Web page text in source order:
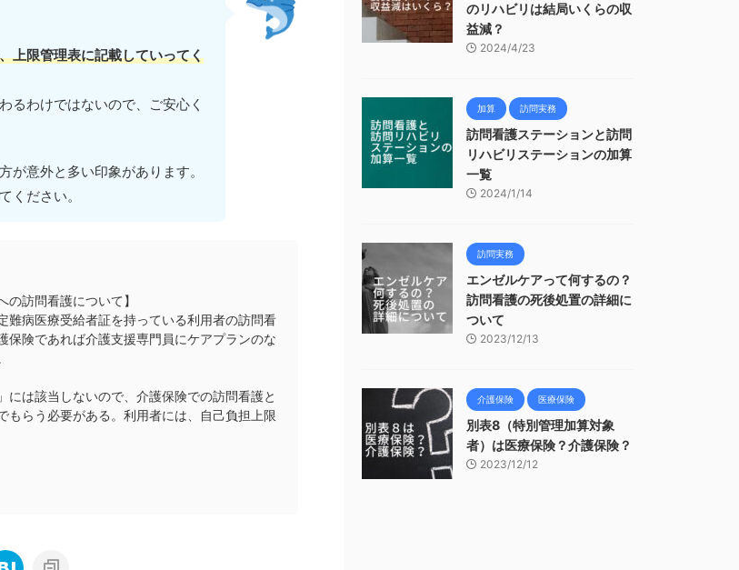
上限管理表に記載していってく
るわけではないので、ご安心く
が意外と多い印象があります。
ください。
の訪問看護について】
難病医療受給者証を持っている利用者の訪問看
険であれば介護支援専門員にケアプランのな
は該当しないので、介護保険での訪問看護と
もらう必要がある。利用者には、自己負担上限
のリハビリは結局いくらの収
益減？
2024/4/23
加算 訪問実務
訪問看護ステーションと訪問
リハビリステーションの加算
一覧
2024/1/14
訪問実務
エンゼルケアって何するの？
訪問看護の死後処置の詳細に
ついて
2023/12/13
介護保険 医療保険
別表8（特別管理加算対象
者）は医療保険？介護保険？
2023/12/12